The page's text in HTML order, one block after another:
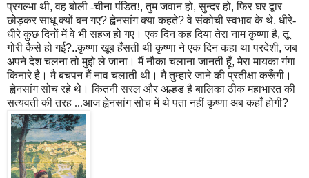
प्रगल्भा थी,वह बोली -चीना पंडित!,तुम जवान हो,सुन्दर हो,फिर घर द्वार
छोड़कर साधू क्यों बन गए?ह्वेनसांग क्या कहते?वे संकोची स्वभाव के थे, धीरे-
धीरे कुछ दिनों में वे भी सहज हो गए। एक दिन कह दिया तेरा नाम कृष्णा है,तू
गोरी कैसे हो गई?..कृष्णा खूब हँसती थी कृष्णा ने एक दिन कहा था परदेशी, जब
अपने देश चलना तो मुझे ले जाना। मैं नौका चलाना जानती हूँ,मेरा मायका गंगा
किनारे है। मै बचपन मैं नाव चलाती थी। मै तुम्हारे जाने की प्रतीक्षा करूँगी।
ह्वेनसांग सोच रहे थे। कितनी सरल और अल्हड है बालिका ठीक महाभारत की
सत्यवती की तरह ...आज ह्वेनसांग सोच में थे पता नहीं कृष्णा अब कहाँ होगी?